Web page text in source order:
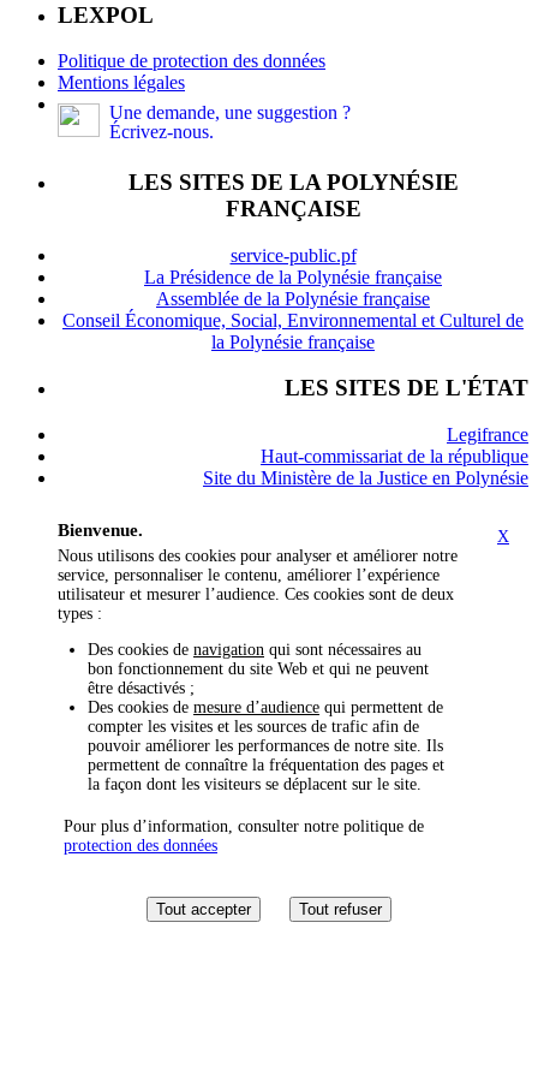
LEXPOL
Politique de protection des données
Mentions légales
Une demande, une suggestion ?
Écrivez-nous.
LES SITES DE LA POLYNÉSIE
FRANÇAISE
service-public.pf
La Présidence de la Polynésie française
Assemblée de la Polynésie française
Conseil Économique, Social, Environnemental et Culturel de
la Polynésie française
LES SITES DE L'ÉTAT
Legifrance
Haut-commissariat de la république
Site du Ministère de la Justice en Polynésie
X
Bienvenue.
Nous utilisons des cookies pour analyser et améliorer notre
service, personnaliser le contenu, améliorer l’expérience
utilisateur et mesurer l’audience. Ces cookies sont de deux
types :
Des cookies de navigation qui sont nécessaires au
bon fonctionnement du site Web et qui ne peuvent
être désactivés ;
Des cookies de mesure d’audience qui permettent de
compter les visites et les sources de trafic afin de
pouvoir améliorer les performances de notre site. Ils
permettent de connaître la fréquentation des pages et
la façon dont les visiteurs se déplacent sur le site.
Pour plus d’information, consulter notre politique de
protection des données
Tout accepter Tout refuser